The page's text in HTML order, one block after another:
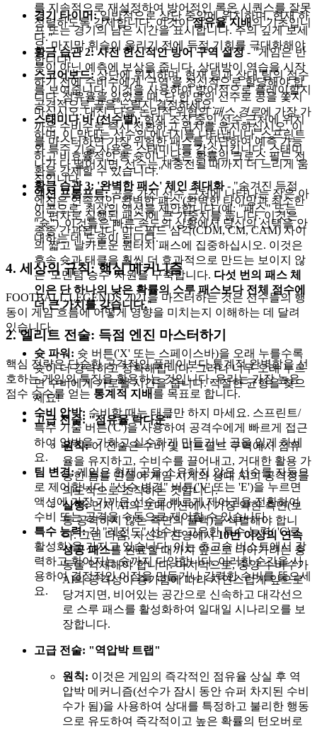
경기 타이머:일반적으로 상단 중앙에 위치하며, 현재 하
프 또는 경기의 남은 시간을 표시합니다. 주의 깊게 보세
요. 마지막 휘슬이 울리기 전에 득점 기회를 극대화해야
합니다!
스코어보드:상단에 위치하며, 현재 팀과 상대 팀의 점수
를 보여줍니다. 이것을 사용하여 방어적으로 플레이할지
공격적으로 골을 노릴지 결정하세요.
스태미나 바 (선수별):현재 조작 중인 선수 근처에 위치
하며, 이 막대는 선수의 에너지를 나타냅니다. 스프린트
와 특수 기술 사용은 스태미나를 감소시킵니다. 스태미
나가 다 떨어지면, 선수는 재충전될 때까지 더 느리게 움
직입니다.
액션 프롬프트:공을 가진 선수 근처에 나타나는 작은 아
이콘으로, 최상의 액션을 제안합니다 (예: "패스" 또는
"슛"). 이것들은 빠른 속도의 상황에서 당신의 선택을 안
내하는 데 도움이 됩니다.
4. 세상의 규칙: 핵심 메커니즘
FOOTBALL LEGENDS 2021을 마스터하는 것은 선수들의 행
동이 게임 흐름에 어떻게 영향을 미치는지 이해하는 데 달려
있습니다.
슛 파워: 슛 버튼('X' 또는 스페이스바)을 오래 누를수록
슛이 더 강력하고 정확해집니다. 그러나 너무 오래 누르
면 수비에게 가로챌 시간을 줍니다. 적절한 균형을 찾으
세요!
수비 압박: 수비할 때는 태클만 하지 마세요. 스프린트/
특수 기술 버튼('C')을 사용하여 공격수에게 빠르게 접근
하여 압박을 가하고 실수하게 만들거나 공을 잃게 하세
요.
팀 변경:게임은 현재 공을 소유하지 않은 선수를 자동으
로 제어합니다. "선수 변경" 버튼('V' 또는 'E')을 누르면
액션에 가장 가까운 선수로 빠르게 제어권을 전환하여
수비 또는 공격을 수동으로 제어할 수 있습니다.
특수 능력:각 "레전드" 선수는 고유한 특수 능력( 'C'로
활성화)을 가지고 있습니다. 이는 초고속 버스트에서 강
력하고 휘어지는 슛까지 다양합니다. 이러한 순간을 사
용하여 결정적인 이점을 만들거나 강력한 수비를 뚫으세
요.
를 지속적으로 재설정하여 방어적인 록온 시퀀스를 잘못
정렬하도록 강제합니다. 이것이점유율 지배의 기초입니
다."
황금 습관 2: 사전 헌신적인 방어 구역 설정- "게임은 반
응이 아닌 예측에 보상을 줍니다. 상대방이 역습을 시작
하기 전에 수비수에게 '구역'을 정신적으로 할당해야 합
니다. 점유율을 잃었을 때, 단 한 명의 선수로 공을 쫓지
마십시오. 대신, 다음 논리적 위협의패스 경로에 가장 가
까운 수비수로 즉시 전환하고 위치를 유지하십시오. 이
를 마스터하면 가장 위험한 패스를 차단하여 예측 가능
하고 비효율적인 롱 슛이나 낮은 확률의 크로스 필드 전
환을 강제할 수 있습니다."
황금 습관 3: '완벽한 패스' 체인 최대화- "숨겨진 득점
엔진은 연속적인 '완벽한 패스'(완벽한 타이밍과 최소한
의 편차로 실행된 패스)에 큰 가중치를 둡니다. 이것은
종종 간과됩니다. 미드필드 삼각(CDM, CM, CAM) 사이
의 짧고 날카로운 원터치 패스에 집중하십시오. 이것은
후속 슛과 태클을 훨씬 더 효과적으로 만드는 보이지 않
는 '모멘텀 승수' 자원을 구축합니다. 다섯 번의 패스 체
인은 단 하나의 낮은 확률의 스루 패스보다 전체 점수에
더 큰 가치를 갖습니다."
2. 엘리트 전술: 득점 엔진 마스터하기
핵심 전략은 단순한 공격적인 플레이보다 통계적 완벽함을 선
호하는 게임의 특징을 활용하는 것입니다. 우리는 가장 높은
점수 승수를 얻는 통계적 지배 를 목표로 합니다.
고급 전술: "점유율 락다운"
원칙:이 전술은 수비 및 미드필드 구역에서 점유
율을 유지하고, 수비수를 끌어내고, 거대한 활용 가
능한 틈을 만들어 게임 시계와 상대 AI의 공격성을
의도적으로 조작하는 것입니다.
실행:먼저 AI의 포메이션에서 가장 약한 측면(보
통 공격하지 않는 측면의 풀백)을 식별해야 합니
다. 그런 다음, 자신의 진영에서10번 이상의 연속
성공 패스를 완료할 때까지 앞으로 나아가려는 충
동을 억제해야 합니다. 마지막으로, 중앙 수비수가
AI의 공격성이 증가함에 따라 자연스럽게 앞으로
당겨지면, 비어있는 공간으로 신속하고 대각선으
로 스루 패스를 활성화하여 일대일 시나리오를 보
장합니다.
고급 전술: "역압박 트랩"
원칙: 이것은 게임의 즉각적인 점유율 상실 후 역
압박 메커니즘(선수가 잠시 동안 슈퍼 차지된 수비
수가 됨)을 사용하여 상대를 특정하고 불리한 행동
으로 유도하여 즉각적이고 높은 확률의 턴오버로